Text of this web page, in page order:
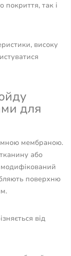
покриття, так і
високу
для
мембраною.
або
модифікований
поверхню
від